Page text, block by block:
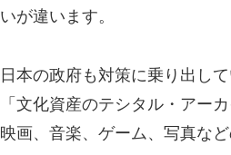
いが違います。
日本の政府も対策に乗り出し
「文化資産のテシタル・アー
映画、音楽、ゲーム、写真な